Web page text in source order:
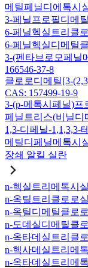
메틸페닐디에톡시
3-페닐프로필디메
6-페닐헥실트리클
6-페닐헥실디메틸
3-(펜타브로모페닐
166546-37-8
클로로디메틸[3-
CAS: 157499-19-9
3-(p-메톡시페닐)프
페닐트리스(비닐디
1,3-디페닐-1,1,3,3-
메틸디페닐메톡시
장쇄 알킬 실란
n-헥실트리메톡시
n-옥틸트리클로로
n-옥틸디메틸클로
n-도데실디메틸클
n-옥타데실트리클
n-헥사데실트리메
n-옥타데실트리메